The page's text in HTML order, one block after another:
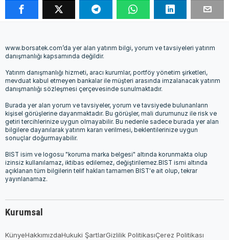
www.borsatek.com’da yer alan yatırım bilgi, yorum ve tavsiyeleri yatırım
danışmanlığı kapsamında değildir.
Yatırım danışmanlığı hizmeti, aracı kurumlar, portföy yönetim şirketleri,
mevduat kabul etmeyen bankalar ile müşteri arasında imzalanacak yatırım
danışmanlığı sözleşmesi çerçevesinde sunulmaktadır.
Burada yer alan yorum ve tavsiyeler, yorum ve tavsiyede bulunanların
kişisel görüşlerine dayanmaktadır. Bu görüşler, mali durumunuz ile risk ve
getiri tercihlerinize uygun olmayabilir. Bu nedenle sadece burada yer alan
bilgilere dayanılarak yatırım kararı verilmesi, beklentilerinize uygun
sonuçlar doğurmayabilir.
BIST isim ve logosu "koruma marka belgesi" altında korunmakta olup
izinsiz kullanılamaz, iktibas edilemez, değiştirilemez.BIST ismi altında
açıklanan tüm bilgilerin telif hakları tamamen BIST'e ait olup, tekrar
yayınlanamaz.
Kurumsal
KünyeHakkımızdaHukuki ŞartlarGizlilik PolitikasıÇerez Politikası